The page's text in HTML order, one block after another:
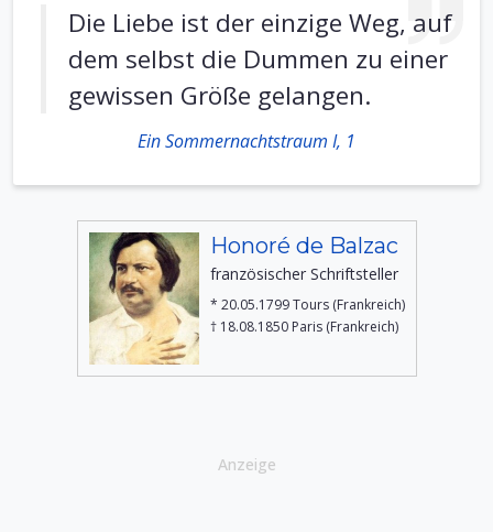
Die Liebe ist der einzige Weg, auf
dem selbst die Dummen zu einer
gewissen Größe gelangen.
Ein Sommernachtstraum I, 1
Honoré de Balzac
französischer Schriftsteller
* 20.05.1799 Tours (Frankreich)
† 18.08.1850 Paris (Frankreich)
Anzeige